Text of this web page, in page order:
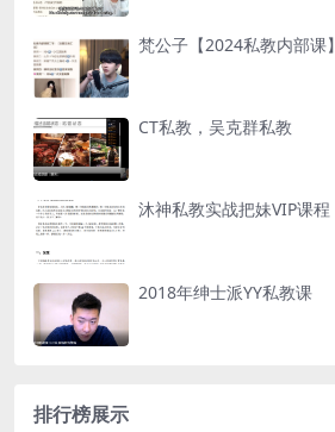
梵公子【2024私教内部课】
CT私教，吴克群私教
沐神私教实战把妹VIP课程
2018年绅士派YY私教课
排行榜展示